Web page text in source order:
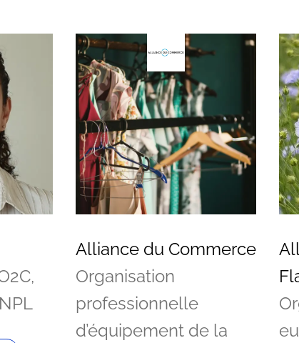
Alliance du Commerce
Organisation
professionnelle
d’équipement de la